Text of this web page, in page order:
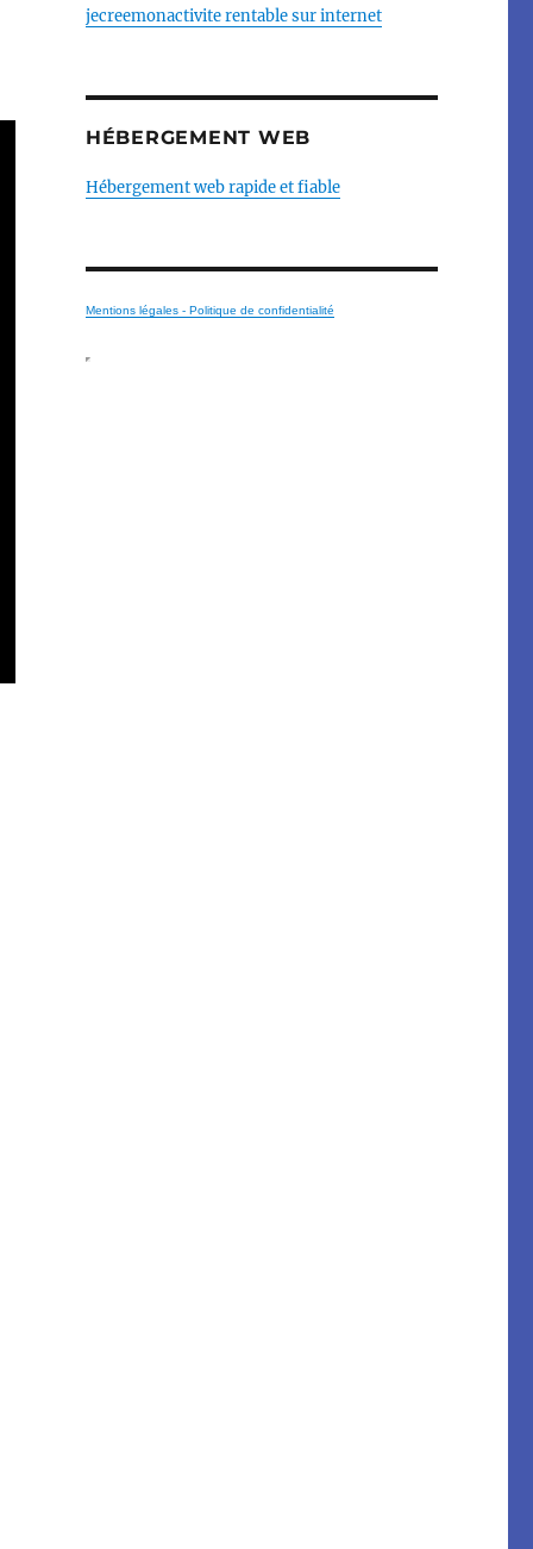
jecreemonactivite rentable sur internet
HÉBERGEMENT WEB
Hébergement web rapide et fiable
Mentions légales - Politique de confidentialité